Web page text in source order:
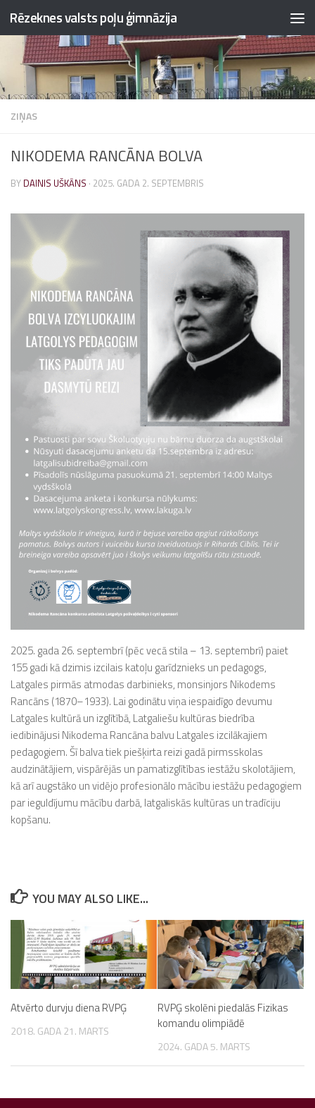
Skip to content
Rēzeknes valsts poļu ģimnāzija
ZIŅAS
NIKODEMA RANCĀNA BOLVA
BY DAINIS UŠKĀNS · 2025. GADA 2. SEPTEMBRIS
2025. gada 26. septembrī (pēc vecā stila – 13. septembrī) paiet
155 gadi kā dzimis izcilais katoļu garīdznieks un pedagogs,
Latgales pirmās atmodas darbinieks, monsinjors Nikodems
Rancāns (1870–1933). Lai godinātu viņa iespaidīgo devumu
Latgales kultūrā un izglītībā, Latgaliešu kultūras biedrība
iedibinājusi Nikodema Rancāna balvu Latgales izcilākajiem
pedagogiem. Šī balva tiek piešķirta reizi gadā pirmsskolas
audzinātājiem, vispārējās un pamatizglītības iestāžu skolotājiem,
kā arī augstāko un vidējo profesionālo mācību iestāžu pedagogiem
par ieguldījumu mācību darbā, latgaliskās kultūras un tradīciju
kopšanu.
YOU MAY ALSO LIKE...
Atvērto durvju diena RVPĢ
2018. GADA 21. MARTS
RVPĢ skolēni piedalās Fizikas
komandu olimpiādē
2024. GADA 5. MARTS